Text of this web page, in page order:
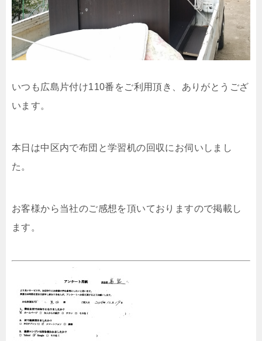
いつも広島片付け110番をご利用頂き、ありがとうござ
います。
本日は中区内で布団と学習机の回収にお伺いしまし
た。
お客様から当社のご感想を頂いておりますので掲載し
ます。